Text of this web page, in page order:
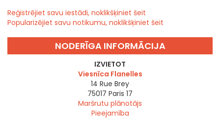
Reģistrējiet savu iestādi, noklikšķiniet šeit
Popularizējiet savu notikumu, noklikšķiniet šeit
NODERĪGA INFORMĀCIJA
IZVIETOT
Viesnīca Flanelles
14 Rue Brey
75017 Paris 17
Maršrutu plānotājs
Pieejamība